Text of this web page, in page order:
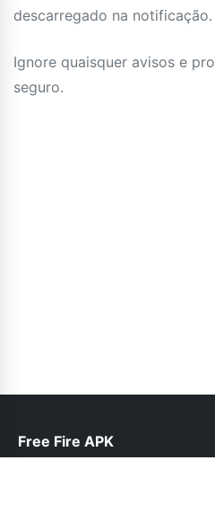
descarregado na notificação.
Ignore quaisquer avisos e
seguro.
Free Fire APK